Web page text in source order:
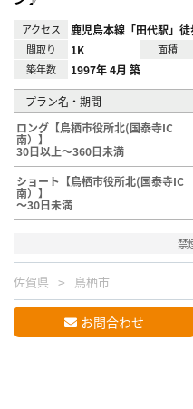
アクセス 鹿児島本線「田代駅」
間取り 1K 面積
築年数 1997年 4月 築
プラン名・期間
ロング【鳥栖市役所北(国泰寺IC
南）】
30日以上～360日未満
ショート【鳥栖市役所北(国泰寺IC
南）】
～30日未満
禁
佐賀県 鳥栖市
お問合わせ